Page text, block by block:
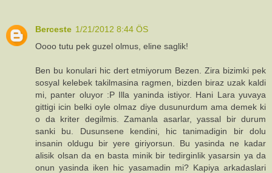
Berceste 1/21/2012 8:44 ÖS
Oooo tutu pek guzel olmus, eline saglik!
Ben bu konulari hic dert etmiyorum Bezen. Zira bizimki pek
sosyal kelebek takilmasina ragmen, bizden biraz uzak kaldi
mi, panter oluyor :P Illa yaninda istiyor. Hani Lara yuvaya
gittigi icin belki oyle olmaz diye dusunurdum ama demek ki
o da kriter degilmis. Zamanla asarlar, yassal bir durum
sanki bu. Dusunsene kendini, hic tanimadigin bir dolu
insanin oldugu bir yere giriyorsun. Bu yasinda ne kadar
alisik olsan da en basta minik bir tedirginlik yasarsin ya da
onun yasinda iken hic yasamadin mi? Kapiya arkadaslari